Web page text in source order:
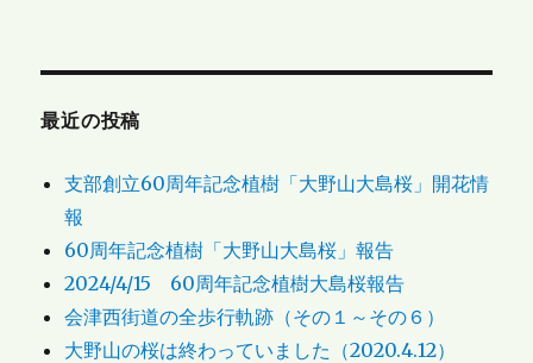
最近の投稿
支部創立60周年記念植樹「大野山大島桜」開花情
報
60周年記念植樹「大野山大島桜」報告
2024/4/15 60周年記念植樹大島桜報告
会津西街道の全歩行軌跡（その１～その６）
大野山の桜は終わっていました（2020.4.12）